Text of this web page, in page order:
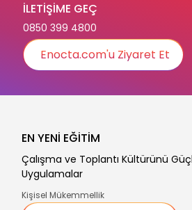
İLETİŞİME GEÇ
0850 399 4800
Enocta.com'u Ziyaret Et
EN YENİ EĞİTİM
Çalışma ve Toplantı Kültürünü
Uygulamalar
Kişisel Mükemmellik